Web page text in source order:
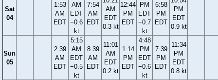
Sat
04
1:53
AM
EDT
AM
EDT
−0.6
kt
7:54
AM
EDT
AM
EDT
0.3 kt
12:44
PM
EDT
PM
EDT
−0.7
kt
6:58
PM
EDT
PM
EDT
0.9 kt
Sun
05
2:39
AM
EDT
5:15
AM
EDT
−0.5
kt
8:39
AM
EDT
11:01
AM
EDT
0.2 kt
1:14
PM
EDT
4:48
PM
EDT
−0.6
kt
7:39
PM
EDT
11:34
PM
EDT
0.8 kt